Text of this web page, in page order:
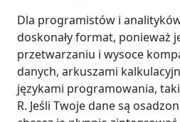
Dla programistów i
doskonały format, ponieważ
przetwarzaniu i wysoce
danych, arkuszami
językami programowania,
R. Jeśli Twoje dane są